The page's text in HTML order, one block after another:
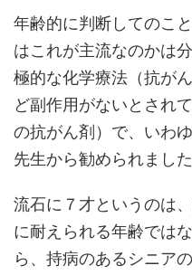
年齢的に判断してのこ
はこれが主流なのかは
極的な化学療法（抗が
ど副作用がないとされ
の抗がん剤）で、いわ
先生から勧められました
流石に７才というのは
に耐えられる年齢では
ら、持病のあるシニア